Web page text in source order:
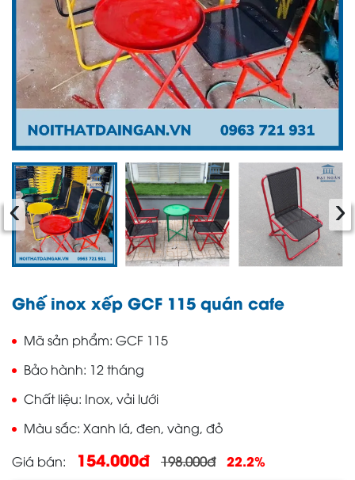
‹ ›
Ghế inox xếp GCF 115 quán cafe
Mã sản phẩm GCF 115
Bảo hành 12 tháng
Chất liệu Inox, vải lưới
Màu sắc Xanh lá, đen, vàng, đỏ
Giá bán
154.000đ 198.000đ 22.2%